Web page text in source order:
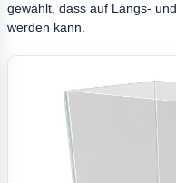
gewählt, dass auf Längs-
werden kann.